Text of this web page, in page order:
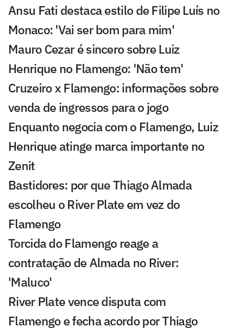
Ansu Fati destaca estilo de Filipe Luís no
Monaco: 'Vai ser bom para mim'
Mauro Cezar é sincero sobre Luiz
Henrique no Flamengo: 'Não tem'
Cruzeiro x Flamengo: informações sobre
venda de ingressos para o jogo
Enquanto negocia com o Flamengo, Luiz
Henrique atinge marca importante no
Zenit
Bastidores: por que Thiago Almada
escolheu o River Plate em vez do
Flamengo
Torcida do Flamengo reage a
contratação de Almada no River:
'Maluco'
River Plate vence disputa com
Flamengo e fecha acordo por Thiago